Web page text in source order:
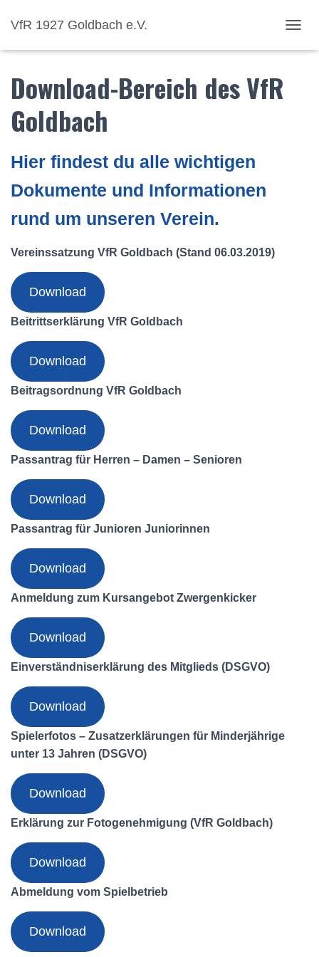
VfR 1927 Goldbach e.V.
Download-Bereich des VfR
Goldbach
Hier findest du alle wichtigen
Dokumente und Informationen
rund um unseren Verein.
Vereinssatzung VfR Goldbach (Stand 06.03.2019)
Download
Beitrittserklärung VfR Goldbach
Download
Beitragsordnung VfR Goldbach
Download
Passantrag für Herren – Damen – Senioren
Download
Passantrag für Junioren Juniorinnen
Download
Anmeldung zum Kursangebot Zwergenkicker
Download
Einverständniserklärung des Mitglieds (DSGVO)
Download
Spielerfotos – Zusatzerklärungen für Minderjährige
unter 13 Jahren (DSGVO)
Download
Erklärung zur Fotogenehmigung (VfR Goldbach)
Download
Abmeldung vom Spielbetrieb
Download